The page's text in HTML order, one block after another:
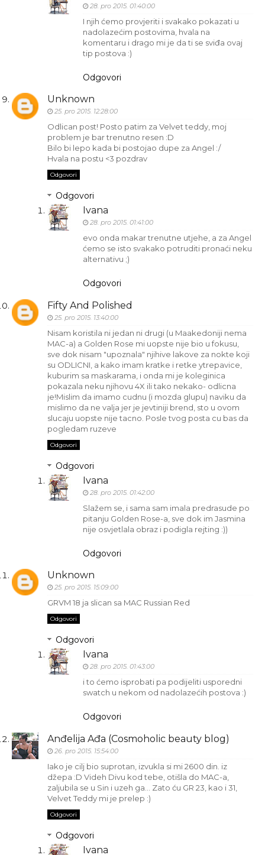
28. pro 2015. 01:40:00
I njih ćemo provjeriti i svakako pokazati u
nadolazećim postovima, hvala na
komentaru i drago mi je da ti se sviđa ovaj
tip postova :)
Odgovori
Unknown
25. pro 2015. 12:28:00
Odlican post! Posto patim za Velvet teddy, moj
problem je bar trenutno resen :D
Bilo bi lepo kada bi postojao dupe za Angel :/
Hvala na postu <3 pozdrav
Odgovori
Odgovori
Ivana
28. pro 2015. 01:41:00
evo onda makar trenutne utjehe, a za Angel
ćemo se isto svakako potruditi pronaći neku
alternativu ;)
Odgovori
Fifty And Polished
25. pro 2015. 13:40:00
Nisam koristila ni jedan ni drugi (u Maakedoniji nema
MAC-a) a Golden Rose mi uopste nije bio u fokusu,
sve dok nisam "upoznala" njihive lakove za nokte koji
su ODLICNI, a kako imam kratke i retke ytrepavice,
kuburim sa maskarama, i onda mi je koleginica
pokazala neku njihovu 4X ili tako nekako- odlicna
je!Mislim da imamo cudnu (i mozda glupu) naviku da
mislimo da ne valja jer je jevtiniji brend, sto u ovom
slucaju uopste nije tacno. Posle tvog posta cu bas da
pogledam ruzeve
Odgovori
Odgovori
Ivana
28. pro 2015. 01:42:00
Slažem se, i sama sam imala predrasude po
pitanju Golden Rose-a, sve dok im Jasmina
nije osvjetlala obraz i podigla rejting :))
Odgovori
Unknown
25. pro 2015. 15:09:00
GRVM 18 ja slican sa MAC Russian Red
Odgovori
Odgovori
Ivana
28. pro 2015. 01:43:00
i to ćemo isprobati pa podijeliti usporedni
swatch u nekom od nadolazećih postova :)
Odgovori
Anđelija Ađa (Cosmoholic beauty blog)
26. pro 2015. 15:54:00
Iako je cilj bio suprotan, izvukla si mi 2600 din. iz
džepa :D Videh Divu kod tebe, otišla do MAC-a,
zaljubila se u Sin i uzeh ga... Zato ću GR 23, kao i 31,
Velvet Teddy mi je prelep :)
Odgovori
Odgovori
Ivana